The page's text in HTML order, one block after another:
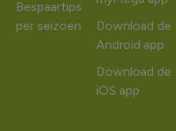
Bespaartips
per seizoen
Download de
Android app
Download de
iOS app